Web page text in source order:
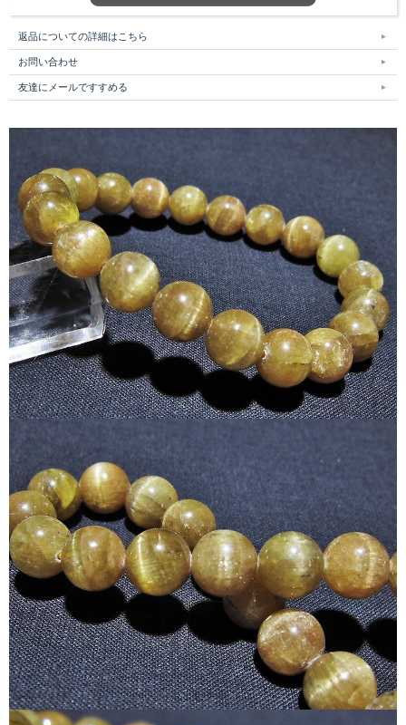
返品についての詳細はこちら
お問い合わせ
友達にメールですすめる